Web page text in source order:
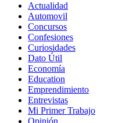
Actualidad
Automovil
Concursos
Confesiones
Curiosidades
Dato Útil
Economía
Education
Emprendimiento
Entrevistas
Mi Primer Trabajo